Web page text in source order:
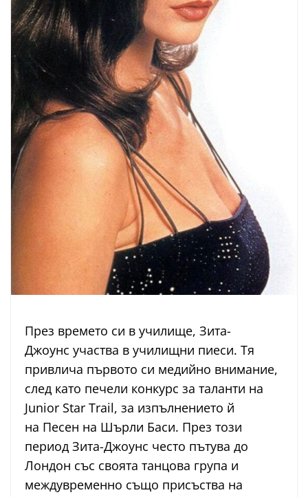
През времето си в училище, Зита-
Джоунс участва в училищни пиеси. Тя
привлича първото си медийно внимание,
след като печели конкурс за таланти на
Junior Star Trail, за изпълнението й
на Песен на Шърли Баси. През този
период Зита-Джоунс често пътува до
Лондон със своята танцова група и
междувременно също присъства на